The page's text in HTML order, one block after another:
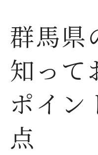
群馬県
知って
ポイン
点